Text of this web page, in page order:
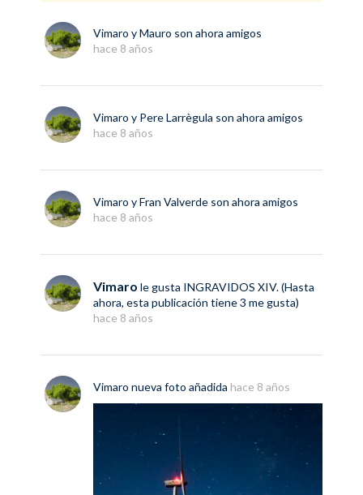
Vimaro yMauro son ahora amigos
hace 8 años
Vimaro y Pere Larrègula son ahora amigos
hace 8 años
Vimaro yFran Valverde son ahora amigos
hace 8 años
Vimaro le gusta INGRAVIDOS XIV. (Hasta
ahora, esta publicación tiene3 me gusta)
hace 8 años
Vimaro nueva foto añadida hace 8 años